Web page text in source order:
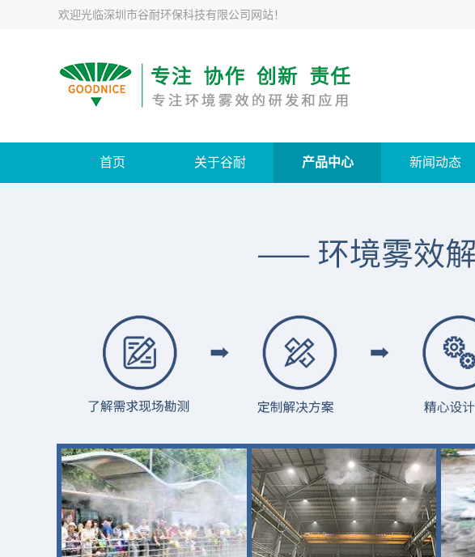
欢迎光临深圳市谷耐环保科技有限公司网站！
首页 关于谷耐 产品中心 新闻动态